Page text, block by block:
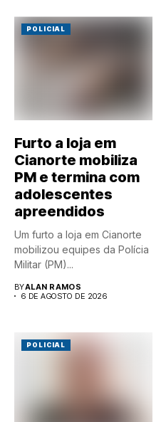
POLICIAL
Furto a loja em
Cianorte mobiliza
PM e termina com
adolescentes
apreendidos
Um furto a loja em Cianorte
mobilizou equipes da Polícia
Militar (PM)...
BYALAN RAMOS
6 DE AGOSTO DE 2026
POLICIAL